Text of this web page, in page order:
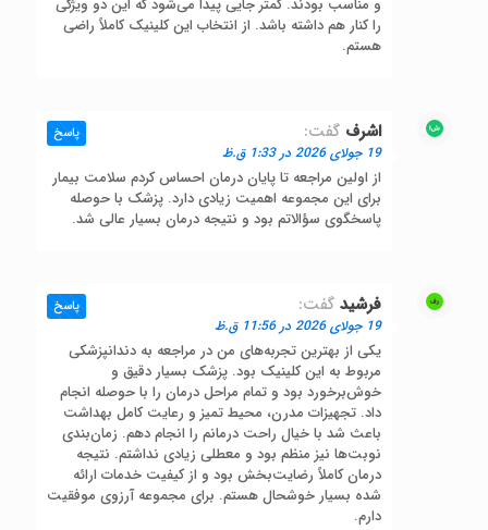
و مناسب بودند. کمتر جایی پیدا می‌شود که این دو ویژگی
را کنار هم داشته باشد. از انتخاب این کلینیک کاملاً راضی
هستم.
اشرف گفت:
19 جولای 2026 در 1:33 ق.ظ
از اولین مراجعه تا پایان درمان احساس کردم سلامت بیمار
برای این مجموعه اهمیت زیادی دارد. پزشک با حوصله
پاسخگوی سؤالاتم بود و نتیجه درمان بسیار عالی شد.
پاسخ
فرشید گفت:
19 جولای 2026 در 11:56 ق.ظ
یکی از بهترین تجربه‌های من در مراجعه به دندانپزشکی
مربوط به این کلینیک بود. پزشک بسیار دقیق و
خوش‌برخورد بود و تمام مراحل درمان را با حوصله انجام
داد. تجهیزات مدرن، محیط تمیز و رعایت کامل بهداشت
باعث شد با خیال راحت درمانم را انجام دهم. زمان‌بندی
نوبت‌ها نیز منظم بود و معطلی زیادی نداشتم. نتیجه
درمان کاملاً رضایت‌بخش بود و از کیفیت خدمات ارائه
شده بسیار خوشحال هستم. برای مجموعه آرزوی موفقیت
دارم.
پاسخ